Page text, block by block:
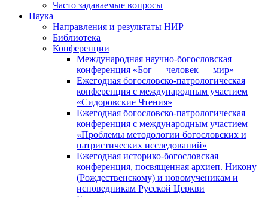
Часто задаваемые вопросы
Наука
Направления и результаты НИР
Библиотека
Конференции
Международная научно-богословская
конференция «Бог — человек — мир»
Ежегодная богословско-патрологическая
конференция с международным участием
«Сидоровские Чтения»
Ежегодная богословско-патрологическая
конференция с международным участием
«Проблемы методологии богословских и
патристических исследований»
Ежегодная историко-богословская
конференция, посвященная архиеп. Никону
(Рождественскому) и новомученикам и
исповедникам Русской Церкви